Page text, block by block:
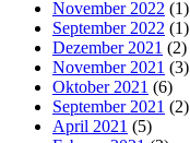
November 2022 (1)
September 2022 (1)
Dezember 2021 (2)
November 2021 (3)
Oktober 2021 (6)
September 2021 (2)
April 2021 (5)